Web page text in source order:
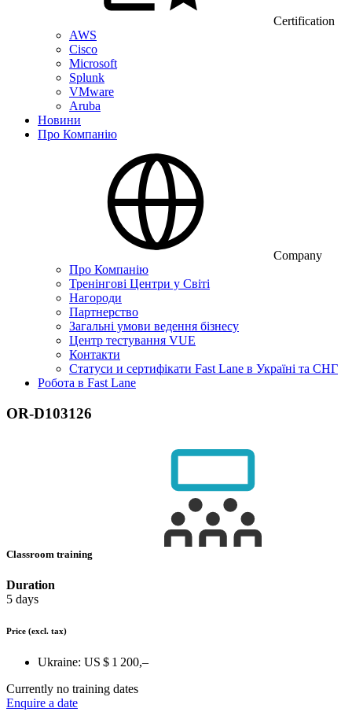
Certification
AWS
Cisco
Microsoft
Splunk
VMware
Aruba
Новини
Про Компанію
Company
Про Компанію
Тренінгові Центри у Світі
Нагороди
Партнерство
Загальні умови ведення бізнесу
Центр тестування VUE
Контакти
Статуси и сертифікати Fast Lane в Україні та СНГ
Робота в Fast Lane
OR-D103126
Classroom training
Duration
5 days
Price (excl. tax)
Ukraine: US $ 1 200,–
Currently no training dates
Enquire a date